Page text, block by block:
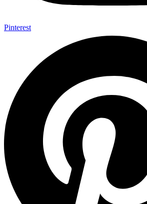
Pinterest